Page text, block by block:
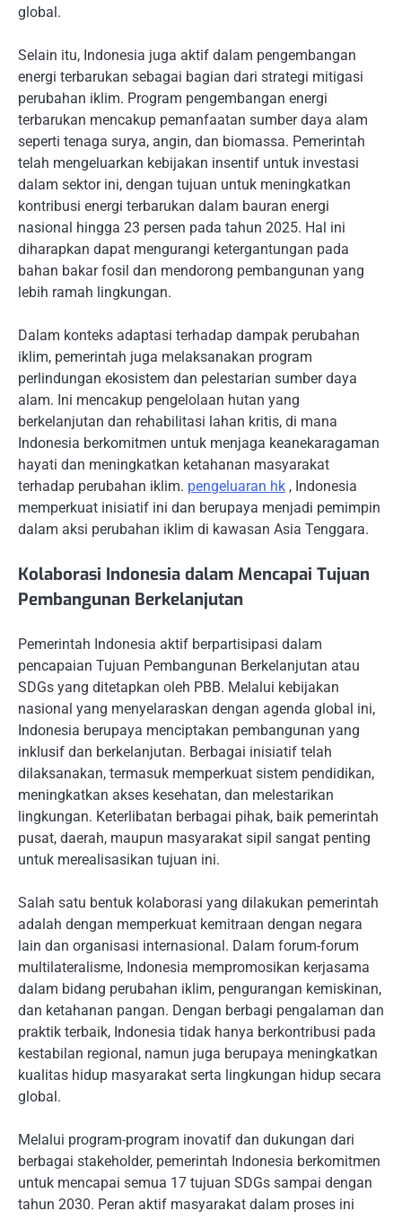
global.
Selain itu, Indonesia juga aktif dalam pengembangan
energi terbarukan sebagai bagian dari strategi mitigasi
perubahan iklim. Program pengembangan energi
terbarukan mencakup pemanfaatan sumber daya alam
seperti tenaga surya, angin, dan biomassa. Pemerintah
telah mengeluarkan kebijakan insentif untuk investasi
dalam sektor ini, dengan tujuan untuk meningkatkan
kontribusi energi terbarukan dalam bauran energi
nasional hingga 23 persen pada tahun 2025. Hal ini
diharapkan dapat mengurangi ketergantungan pada
bahan bakar fosil dan mendorong pembangunan yang
lebih ramah lingkungan.
Dalam konteks adaptasi terhadap dampak perubahan
iklim, pemerintah juga melaksanakan program
perlindungan ekosistem dan pelestarian sumber daya
alam. Ini mencakup pengelolaan hutan yang
berkelanjutan dan rehabilitasi lahan kritis, di mana
Indonesia berkomitmen untuk menjaga keanekaragaman
hayati dan meningkatkan ketahanan masyarakat
terhadap perubahan iklim. pengeluaran hk , Indonesia
memperkuat inisiatif ini dan berupaya menjadi pemimpin
dalam aksi perubahan iklim di kawasan Asia Tenggara.
Kolaborasi Indonesia dalam Mencapai Tujuan
Pembangunan Berkelanjutan
Pemerintah Indonesia aktif berpartisipasi dalam
pencapaian Tujuan Pembangunan Berkelanjutan atau
SDGs yang ditetapkan oleh PBB. Melalui kebijakan
nasional yang menyelaraskan dengan agenda global ini,
Indonesia berupaya menciptakan pembangunan yang
inklusif dan berkelanjutan. Berbagai inisiatif telah
dilaksanakan, termasuk memperkuat sistem pendidikan,
meningkatkan akses kesehatan, dan melestarikan
lingkungan. Keterlibatan berbagai pihak, baik pemerintah
pusat, daerah, maupun masyarakat sipil sangat penting
untuk merealisasikan tujuan ini.
Salah satu bentuk kolaborasi yang dilakukan pemerintah
adalah dengan memperkuat kemitraan dengan negara
lain dan organisasi internasional. Dalam forum-forum
multilateralisme, Indonesia mempromosikan kerjasama
dalam bidang perubahan iklim, pengurangan kemiskinan,
dan ketahanan pangan. Dengan berbagi pengalaman dan
praktik terbaik, Indonesia tidak hanya berkontribusi pada
kestabilan regional, namun juga berupaya meningkatkan
kualitas hidup masyarakat serta lingkungan hidup secara
global.
Melalui program-program inovatif dan dukungan dari
berbagai stakeholder, pemerintah Indonesia berkomitmen
untuk mencapai semua 17 tujuan SDGs sampai dengan
tahun 2030. Peran aktif masyarakat dalam proses ini